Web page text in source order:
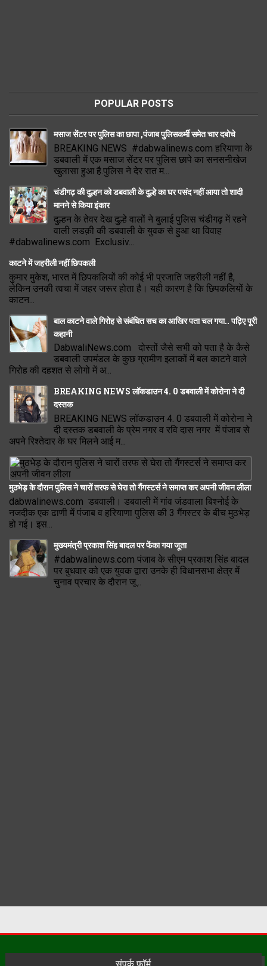
POPULAR POSTS
मसाज सेंटर पर पुलिस का छापा ,पंजाब पुलिसकर्मी समेत चार दबोचे
BREAKING NEWS #dabwalinews.com हरियाणा के
डबवाली में एक मसाज सेंटर पर पुलिस छापे का सनसनीखेज
खुलासा हुआ है.पुलिस ने देर रात म...
चंडीगढ़ की दुल्हन को डबवाली के दुल्हे का घर पसंद नहीं आया तो शादी
मानने से किया इंकार
दुल्हन के तेवर देख दुल्हे वालों ने बुलाई पुलिस चंडीगढ़ में रहने
वाली लडक़ी की डबवाली के युवक से हुआ था विवाह
#dabwalinews.com Exclusiv...
काटने में जहरीली नहीं छिपकली
कुमार मुकेश, भारत में छिपकलियों की कोई भी प्रजाति जहरीली नहीं है,
लेकिन उनकी त्वचा में जहर जरूर होता है। यही कारण है कि छिपकलियों के
काटन...
बाल काटने वाले गिरोह से संबंधित सच का आखिर पता चल गया.. पढ़िए पूरी
कहानी
DabwaliNews.com दोस्तों जैसे सभी को पता है के कैसे
डबवाली उपमंडल के कुछ ग्रामीण इलाकों में बल काटने वाले
गिरोह की दहशत से लोगो में अ...
BREAKING NEWS लॉकडाउन 4. 0 डबवाली में कोरोना ने दी
दस्तक
BREAKING NEWS लॉकडाउन 4. 0 डबवाली में कोरोना ने
दी दस्तक डबवाली के प्रेम नगर व रवि दास नगर में पंजाब से
अपने रिश्तेदार के घर मिलने आई म...
मुठभेड़ के दौरान पुलिस ने चारों तरफ से घेरा तो गैंगस्टर्स ने समाप्त कर अपनी जीवन लीला
dabwalinews.com डबवाली। डबवाली में गांव जंडवाला बिश्नोई के
नजदीक एक ढाणी में पंजाब व हरियाणा पुलिस की 3 गैंगस्टर के बीच मुठभेड़
हो गई। इस...
मुख्यमंत्री प्रकाश सिंह बादल पर फेंका गया जूता
#dabwalinews.com पंजाब के सीएम प्रकाश सिंह बादल
पर बुधवार को एक युवक द्वारा उनके ही विधानसभा क्षेत्र में
चुनाव प्रचार के दौरान जू...